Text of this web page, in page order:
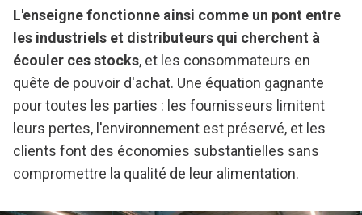
L'enseigne fonctionne ainsi comme un pont entre
les industriels et distributeurs qui cherchent à
écouler ces stocks, et les consommateurs en
quête de pouvoir d'achat. Une équation gagnante
pour toutes les parties : les fournisseurs limitent
leurs pertes, l'environnement est préservé, et les
clients font des économies substantielles sans
compromettre la qualité de leur alimentation.